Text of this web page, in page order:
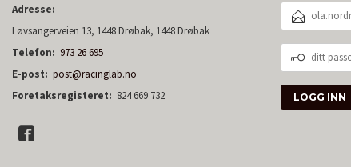
Adresse:
Løvsangerveien 13, 1448 Drøbak, 1448 Drøbak
Telefon: 973 26 695
E-post: post@racinglab.no
Foretaksregisteret: 824 669 732
E-
DITT
PASSORD